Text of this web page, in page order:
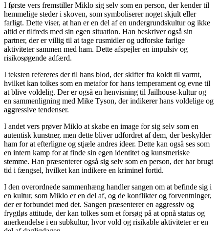
I første vers fremstiller Miklo sig selv som en person, der kender til
hemmelige steder i skoven, som symboliserer noget skjult eller
farligt. Dette viser, at han er en del af en undergrundskultur og ikke
altid er tilfreds med sin egen situation. Han beskriver også sin
partner, der er villig til at tage rusmidler og udforske farlige
aktiviteter sammen med ham. Dette afspejler en impulsiv og
risikosøgende adfærd.
I teksten refereres der til hans blod, der skifter fra koldt til varmt,
hvilket kan tolkes som en metafor for hans temperament og evne til
at blive voldelig. Der er også en henvisning til Jailhouse-kultur og
en sammenligning med Mike Tyson, der indikerer hans voldelige og
aggressive tendenser.
I andet vers prøver Miklo at skabe en image for sig selv som en
autentisk kunstner, men dette bliver udfordret af dem, der beskylder
ham for at efterligne og stjæle andres ideer. Dette kan også ses som
en intern kamp for at finde sin egen identitet og kunstneriske
stemme. Han præsenterer også sig selv som en person, der har brugt
tid i fængsel, hvilket kan indikere en kriminel fortid.
I den overordnede sammenhæng handler sangen om at befinde sig i
en kultur, som Miklo er en del af, og de konflikter og forventninger,
der er forbundet med det. Sangen præsenterer en aggressiv og
frygtløs attitude, der kan tolkes som et forsøg på at opnå status og
anerkendelse i en subkultur, hvor vold og risikable aktiviteter er en